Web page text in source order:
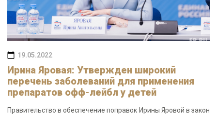
19.05.2022
Ирина Яровая: Утвержден широкий
перечень заболеваний для применения
препаратов офф-лейбл у детей
Правительство в обеспечение поправок Ирины Яровой в закон